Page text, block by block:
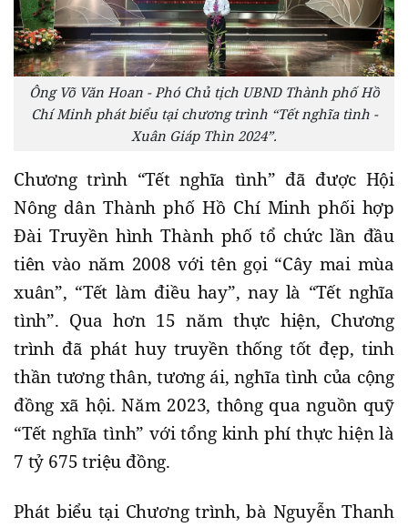
Ông Võ Văn Hoan - Phó Chủ tịch UBND Thành phố Hồ
Chí Minh phát biểu tại chương trình “Tết nghĩa tình -
Xuân Giáp Thìn 2024”.
Chương trình “Tết nghĩa tình” đã được Hội
Nông dân Thành phố Hồ Chí Minh phối hợp
Đài Truyền hình Thành phố tổ chức lần đầu
tiên vào năm 2008 với tên gọi “Cây mai mùa
xuân”, “Tết làm điều hay”, nay là “Tết nghĩa
tình”. Qua hơn 15 năm thực hiện, Chương
trình đã phát huy truyền thống tốt đẹp, tinh
thần tương thân, tương ái, nghĩa tình của cộng
đồng xã hội. Năm 2023, thông qua nguồn quỹ
“Tết nghĩa tình” với tổng kinh phí thực hiện là
7 tỷ 675 triệu đồng.
Phát biểu tại Chương trình, bà Nguyễn Thanh